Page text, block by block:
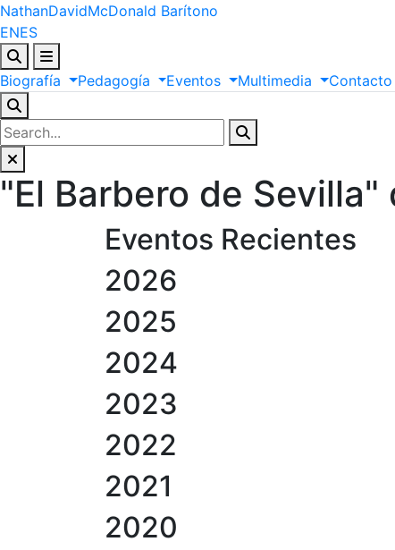
NathanDavidMcDonald Barítono
ENES
Biografía Pedagogía Eventos Multimedia Contacto
"El Barbero de
Eventos Recientes
2026
2025
2024
2023
2022
2021
2020